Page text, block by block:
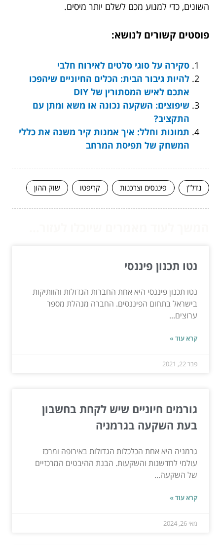
השונים, כדי למנוע מכם לשלם יותר מיסים.
פוסטים קשורים לנושא:
סקירה על סוגי סלטים לאירוח חלבי
להיות גיבור הבית: הכלים החיוניים שיהפכו
אתכם לאיש המסתורין של DIY
שיפוצים: השקעה נכונה או משא ומתן עם
התקציב?
תמונות וחלל: איך אמנות קיר משנה את כללי
המשחק של תפיסת המרחב
נדל"ן פיננסים וצרכנות קריפטו שוק ההון
נטו תכנון פיננסי
נטו תכנון פיננסי היא אחת החברות הגדולות והוותיקות
בישראל בתחום הפיננסים. החברה מנהלת מספר
ערוצים...
קרא עוד »
פבר 22, 2021
גורמים חיוניים שיש לקחת בחשבון
בעת השקעה בגרמניה
גרמניה היא אחת הכלכלות הגדולות באירופה ומרכז
עולמי לחדשנות והשקעות. הבנת ההיבטים המרכזיים
של השקעה...
קרא עוד »
מאי 26, 2024